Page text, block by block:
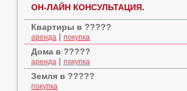
ОН-ЛАЙН КОНСУЛЬТАЦИЯ.
Квартиры в ?????
аренда | покупка
Дома в ?????
аренда | покупка
Земля в ?????
покупка